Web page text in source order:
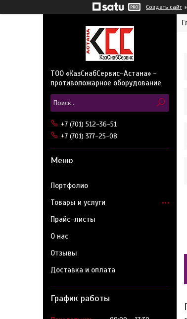
Создать сайт
ТОО «КазСнабСервис-Астана» -
противопожарное оборудование
+7 (701) 512-36-51
+7 (701) 377-25-08
Портфолио
Товары и услуги
Прайс-листы
О нас
Отзывы
Доставка и оплата
График работы